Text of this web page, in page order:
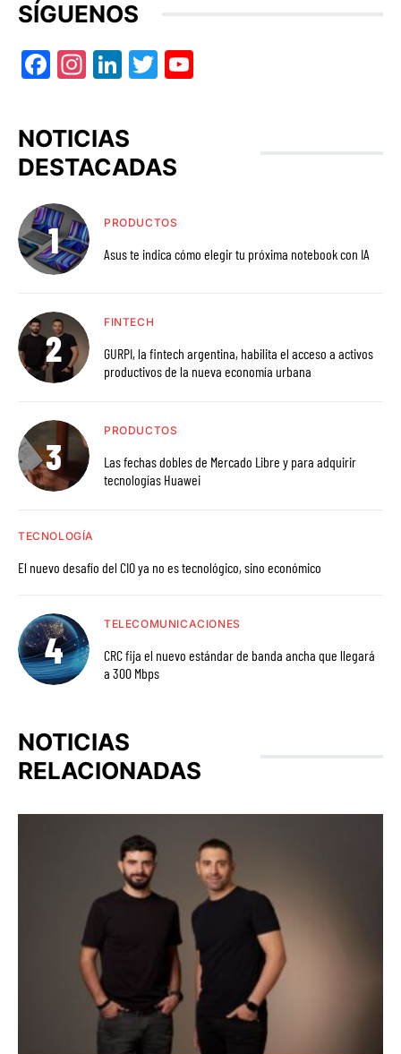
SÍGUENOS
Facebook
Instagram
LinkedIn
Twitter
NOTICIAS
DESTACADAS
PRODUCTOS
Asus te indica cómo elegir tu próxima notebook con IA
FINTECH
GURPI, la fintech argentina, habilita el acceso a activos
productivos de la nueva economía urbana
PRODUCTOS
Las fechas dobles de Mercado Libre y para adquirir
tecnologías Huawei
TECNOLOGÍA
El nuevo desafío del CIO ya no es tecnológico, sino económico
TELECOMUNICACIONES
CRC fija el nuevo estándar de banda ancha que llegará
a 300 Mbps
NOTICIAS
RELACIONADAS